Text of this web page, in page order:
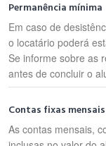
Permanência mínima
Em caso de
o locatário poderá
Se informe sobre as
antes de concluir o
Contas fixas mensais
As contas mensais,